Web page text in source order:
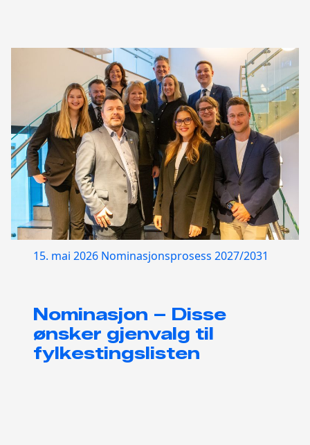
15. mai 2026 Nominasjonsprosess 2027/2031
Nominasjon – Disse
ønsker gjenvalg til
fylkestingslisten